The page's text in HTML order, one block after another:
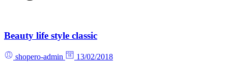
Beauty life style classic
shopero-admin
13/02/2018